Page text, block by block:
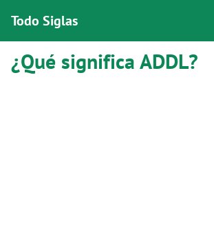
Todo Siglas
¿Qué significa ADDL?